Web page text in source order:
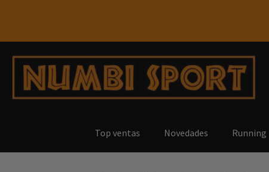
Top ventas Novedades Running